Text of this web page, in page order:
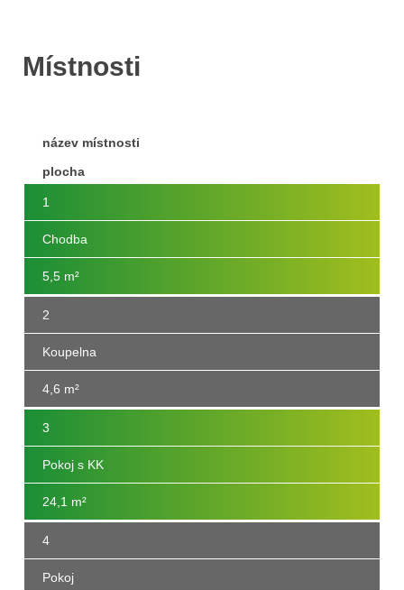
Místnosti
název místnosti
plocha
1
Chodba
5,5 m²
2
Koupelna
4,6 m²
3
Pokoj s KK
24,1 m²
4
Pokoj